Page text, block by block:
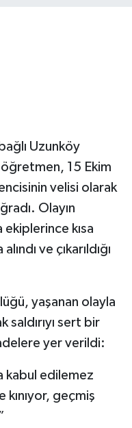
Uzunköy
öğretmen, 15 Ekim
velisi olarak
Olayın
ekiplerince kısa
ve çıkarıldığı
yaşanan olayla
saldırıyı sert bir
yer verildi:
kabul edilemez
kınıyor, geçmiş